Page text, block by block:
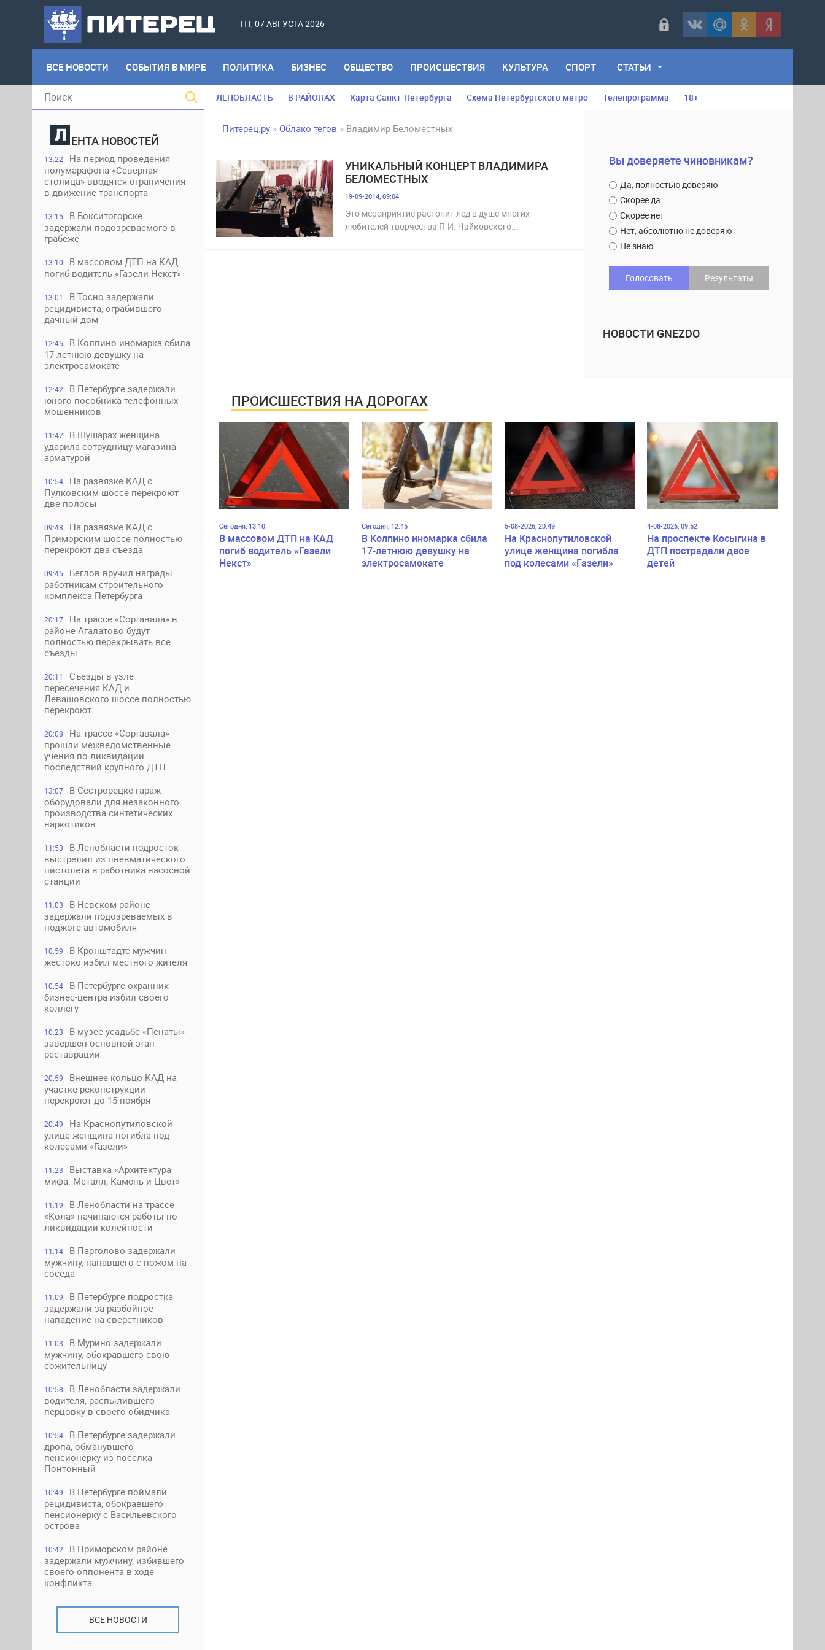
ПТ, 07 АВГУСТА 2026
ВСЕ НОВОСТИ СОБЫТИЯ В МИРЕ ПОЛИТИКА БИЗНЕС ОБЩЕСТВО ПРОИСШЕСТВИЯ КУЛЬТУРА СПОРТ СТАТЬИ
ЕНТА НОВОСТЕЙ
13:22
На период проведения
полумарафона «Северная
столица» вводятся ограничения
в движение транспорта
13:15
В Бокситогорске
задержали подозреваемого в
грабеже
13:10
В массовом ДТП на КАД
погиб водитель «Газели Некст»
13:01
В Тосно задержали
рецидивиста, ограбившего
дачный дом
12:45
В Колпино иномарка сбила
17-летнюю девушку на
электросамокате
12:42
В Петербурге задержали
юного пособника телефонных
мошенников
11:47
В Шушарах женщина
ударила сотрудницу магазина
арматурой
10:54
На развязке КАД с
Пулковским шоссе перекроют
две полосы
09:48
На развязке КАД с
Приморским шоссе полностью
перекроют два съезда
09:45
Беглов вручил награды
работникам строительного
комплекса Петербурга
20:17
На трассе «Сортавала» в
районе Агалатово будут
полностью перекрывать все
съезды
20:11
Съезды в узле
пересечения КАД и
Левашовского шоссе полностью
перекроют
20:08
На трассе «Сортавала»
прошли межведомственные
учения по ликвидации
последствий крупного ДТП
13:07
В Сестрорецке гараж
оборудовали для незаконного
производства синтетических
наркотиков
11:53
В Ленобласти подросток
выстрелил из пневматического
пистолета в работника насосной
станции
11:03
В Невском районе
задержали подозреваемых в
поджоге автомобиля
10:59
В Кронштадте мужчин
жестоко избил местного жителя
10:54
В Петербурге охранник
бизнес-центра избил своего
коллегу
10:23
В музее-усадьбе «Пенаты»
завершен основной этап
реставрации
20:59
Внешнее кольцо КАД на
участке реконструкции
перекроют до 15 ноября
20:49
На Краснопутиловской
улице женщина погибла под
колесами «Газели»
11:23
Выставка «Архитектура
мифа: Металл, Камень и Цвет»
11:19
В Ленобласти на трассе
«Кола» начинаются работы по
ликвидации колейности
11:14
В Парголово задержали
мужчину, напавшего с ножом на
соседа
11:09
В Петербурге подростка
задержали за разбойное
нападение на сверстников
11:03
В Мурино задержали
мужчину, обокравшего свою
сожительницу
10:58
В Ленобласти задержали
водителя, распылившего
перцовку в своего обидчика
10:54
В Петербурге задержали
дропа, обманувшего
пенсионерку из поселка
Понтонный
10:49
В Петербурге поймали
рецидивиста, обокравшего
пенсионерку с Васильевского
острова
10:42
В Приморском районе
задержали мужчину, избившего
своего оппонента в ходе
конфликта
ВСЕ НОВОСТИ
ЛЕНОБЛАСТЬ В РАЙОНАХ Карта Санкт-Петербурга Схема Петербургского метро Телепрограмма 18+
Питерец.ру » Облако тегов » Владимир Беломестных
УНИКАЛЬНЫЙ КОНЦЕРТ ВЛАДИМИРА
БЕЛОМЕСТНЫХ
19-09-2014, 09:04
Это мероприятие растопит лед в душе многих
любителей творчества П.И. Чайковского...
Вы доверяете чиновникам?
Да, полностью доверяю
Скорее да
Скорее нет
Нет, абсолютно не доверяю
Не знаю
Голосовать Результаты
НОВОСТИ GNEZDO
ПРОИСШЕСТВИЯ НА ДОРОГАХ
Сегодня, 13:10
В массовом ДТП на КАД
погиб водитель «Газели
Некст»
Сегодня, 12:45
В Колпино иномарка сбила
17-летнюю девушку на
электросамокате
5-08-2026, 20:49
На Краснопутиловской
улице женщина погибла
под колесами «Газели»
4-08-2026, 09:52
На проспекте Косыгина в
ДТП пострадали двое
детей